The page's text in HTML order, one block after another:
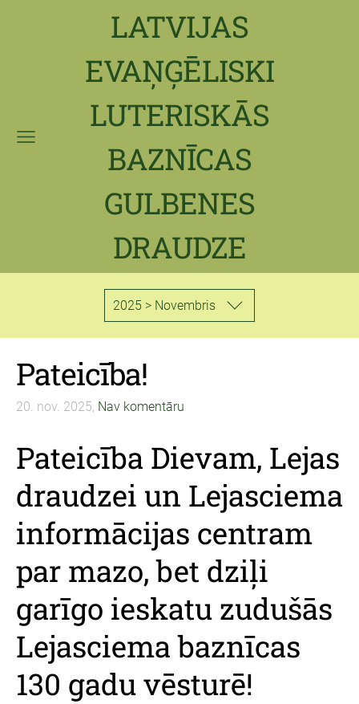
LATVIJAS
EVAŅĢĒLISKI
LUTERISKĀS
BAZNĪCAS
GULBENES
DRAUDZE
2025 > Novembris
Pateicība!
20. nov. 2025, Nav komentāru
Pateicība Dievam, Lejas
draudzei un Lejasciema
informācijas centram
par mazo, bet dziļi
garīgo ieskatu zudušās
Lejasciema baznīcas
130 gadu vēsturē!